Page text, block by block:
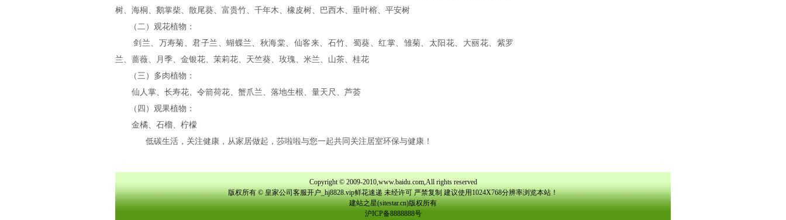
树、海桐、鹅掌柴、散尾葵、富贵竹、千年木、橡皮树、巴西木、垂叶榕、平安树
（二）观花植物：
剑兰、万寿菊、君子兰、蝴蝶兰、秋海棠、仙客来、石竹、蜀葵、红掌、雏菊、太阳花、大丽花、紫罗
兰、蔷薇、月季、金银花、茉莉花、天竺葵、玫瑰、米兰、山茶、桂花
（三）多肉植物：
仙人掌、长寿花、令箭荷花、蟹爪兰、落地生根、量天尺、芦荟
（四）观果植物：
金橘、石榴、柠檬
低碳生活，关注健康，从家居做起，莎啦啦与您一起共同关注居室环保与健康！
Copyright © 2009-2010,www.baidu.com,All rights reserved
版权所有 © 皇家公司客服开户_hj8828.vip鲜花速递 未经许可 严禁复制 建议使用1024X768分辨率浏览本站！
建站之星(sitestar.cn)版权所有
沪ICP备8888888号